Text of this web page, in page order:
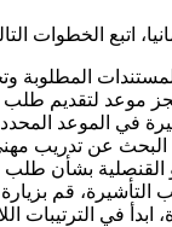
اتبع الخطوات
المطلوبة
موعد لتقديم طلب
في الموعد
عن تدريب
القنصلية بشأن
قم بزيارة
ابدأ في الترتيبات